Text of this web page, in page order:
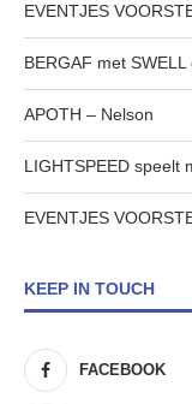
EVENTJES
BERGAF met
APOTH – Nelson
LIGHTSPEED speelt
EVENTJES
KEEP IN TOUCH
FACEBOOK